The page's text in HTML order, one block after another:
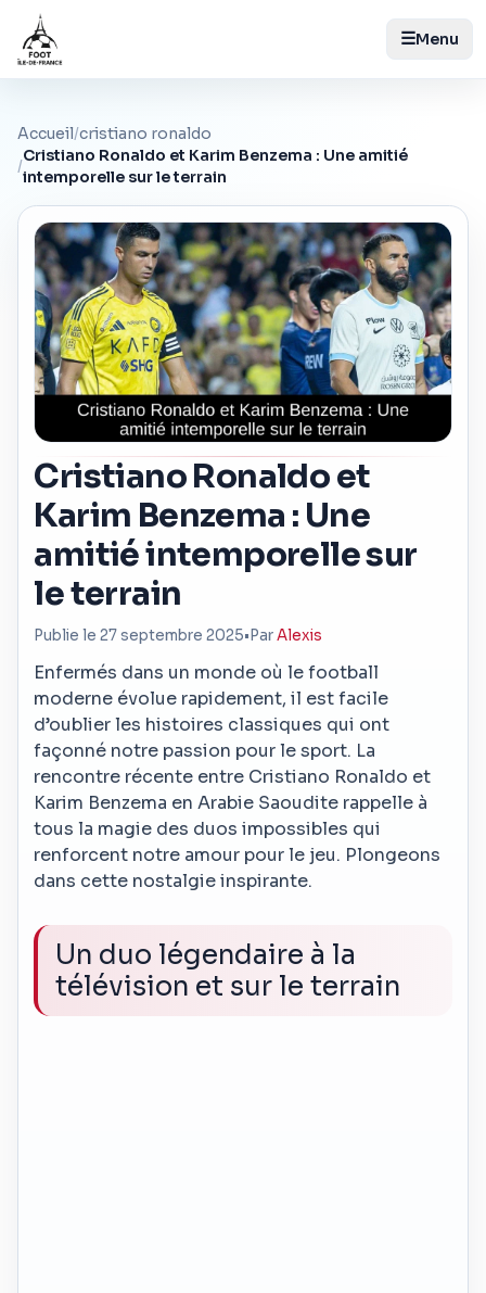
☰Menu
Accueil/cristiano ronaldo
/
Cristiano Ronaldo et Karim Benzema : Une amitié
intemporelle sur le terrain
Cristiano Ronaldo et
Karim Benzema : Une
amitié intemporelle sur
le terrain
Publie le 27 septembre 2025• ParAlexis
Enfermés dans un monde où le football
moderne évolue rapidement, il est facile
d’oublier les histoires classiques qui ont
façonné notre passion pour le sport. La
rencontre récente entre Cristiano Ronaldo et
Karim Benzema en Arabie Saoudite rappelle à
tous la magie des duos impossibles qui
renforcent notre amour pour le jeu. Plongeons
dans cette nostalgie inspirante.
Un duo légendaire à la
télévision et sur le terrain